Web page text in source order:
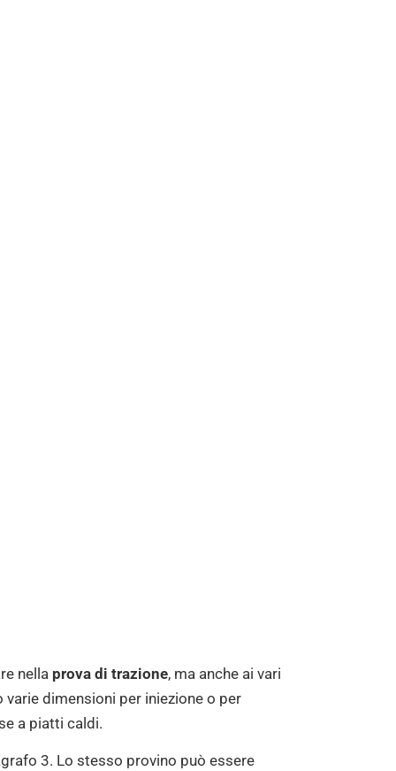
nella prova di trazione, ma anche ai vari
dimensioni per iniezione o per
a piatti caldi.
3. Lo stesso provino può essere